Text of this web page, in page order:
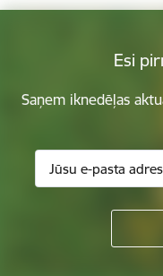
Esi
Saņem iknedēļas